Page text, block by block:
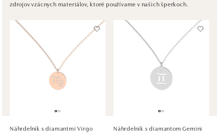
tel.: +420736509250
ALOve OC Olympia, Brno
U Dálnice 777, 664 42 Brno
tel.: +420604389337
dnes otvorené do 21:00
Chlumecká 765/6, 198 19 Praha 9
dnes otvorené do 21:00
zdrojov vzácnych materiálov, ktoré používame v našich šperkoch.
Náhrdelník s diamantmi Virgo Náhrdelník s diamantom Gemini